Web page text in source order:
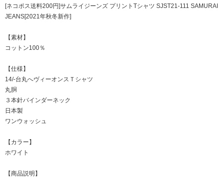
[ネコポス送料200円]サムライジーンズ プリントTシャツ SJST21-111 SAMURAI
JEANS[2021年秋冬新作]
【素材】
コットン100％
【仕様】
14/-台丸へヴィーオンスＴシャツ
丸胴
３本針バインダーネック
日本製
ワンウォッシュ
【カラー】
ホワイト
【商品説明】